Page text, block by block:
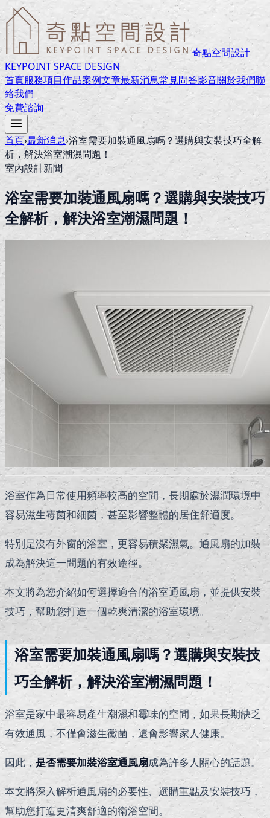
奇點空間設計
KEYPOINT SPACE DESIGN
首頁服務項目作品案例文章最新消息常見問答影音關於我們聯
絡我們
免費諮詢
首頁›最新消息›浴室需要加裝通風扇嗎？選購與安裝技巧全解
析，解決浴室潮濕問題！
室內設計新聞
浴室需要加裝通風扇嗎？選購與安裝技巧
全解析，解決浴室潮濕問題！
浴室作為日常使用頻率較高的空間，長期處於濕潤環境中
容易滋生霉菌和細菌，甚至影響整體的居住舒適度。
特別是沒有外窗的浴室，更容易積聚濕氣。通風扇的加裝
成為解決這一問題的有效途徑。
本文將為您介紹如何選擇適合的浴室通風扇，並提供安裝
技巧，幫助您打造一個乾爽清潔的浴室環境。
浴室需要加裝通風扇嗎？選購與安裝技
巧全解析，解決浴室潮濕問題！
浴室是家中最容易產生潮濕和霉味的空間，如果長期缺乏
有效通風，不僅會滋生黴菌，還會影響家人健康。
因此， 是否需要加裝浴室通風扇成為許多人關心的話題。
本文將深入解析通風扇的必要性、選購重點及安裝技巧，
幫助您打造更清爽舒適的衛浴空間。